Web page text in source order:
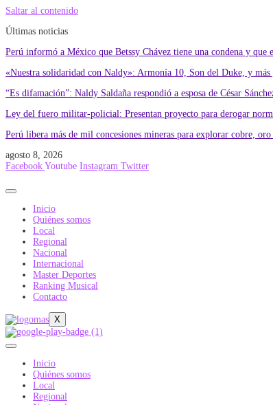
Saltar al contenido
Últimas noticias
Perú informó a México que Betssy Chávez tiene una condena y que
«Nuestra solidaridad con Naldy»: Armonía 10, Son del Duke, y
“Es difamación”: Naldy Saldaña respondió a esposa de César
Ley del fuero militar-policial: Presentan proyecto para derogar
Perú libera más de mil concesiones mineras para explorar cobre,
agosto 8, 2026
Facebook Youtube Instagram Twitter
Inicio
Quiénes somos
Local
Regional
Nacional
Internacional
Master Deportes
Ranking Musical
Contacto
X
Inicio
Quiénes somos
Local
Regional